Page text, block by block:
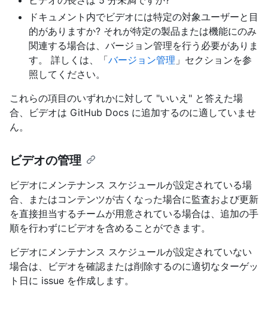
ドキュメント内でビデオには特定の対象ユーザーと目
的がありますか? それが特定の製品または機能にのみ
関連する場合は、バージョン管理を行う必要がありま
す。 詳しくは、「バージョン管理 」セクションを参
照してください。
これらの項目のいずれかに対して "いいえ" と答えた場
合、ビデオは GitHub Docs に追加するのに適していませ
ん。
ビデオの管理
ビデオにメンテナンス スケジュールが設定されている場
合、またはコンテンツが古くなった場合に監査および更新
を直接担当するチームが用意されている場合は、追加の手
順を行わずにビデオを含めることができます。
ビデオにメンテナンス スケジュールが設定されていない
場合は、ビデオを確認または削除するのに適切なターゲッ
ト日に issue を作成します。